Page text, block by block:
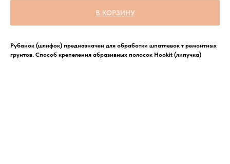
В КОРЗИНУ
Рубанок (шлифок) предназначен для обработки шпатлевок т ремонтных
грунтов. Способ крепеления абразивных полосок Hookit (липучка)